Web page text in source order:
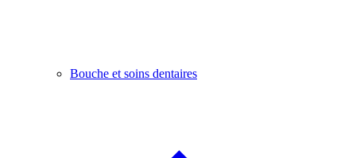
Bouche et soins dentaires